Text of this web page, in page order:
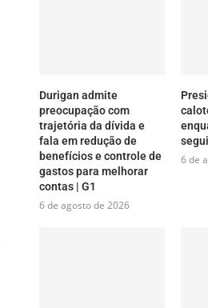
Durigan admite
preocupação com
trajetória da dívida e
fala em redução de
benefícios e controle de
gastos para melhorar
contas | G1
6 de agosto de 2026
6 de